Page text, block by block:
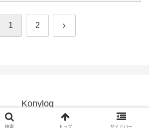
1 2 次
Konylog
© 2025 Konylog.
検索 トップ サイドバー